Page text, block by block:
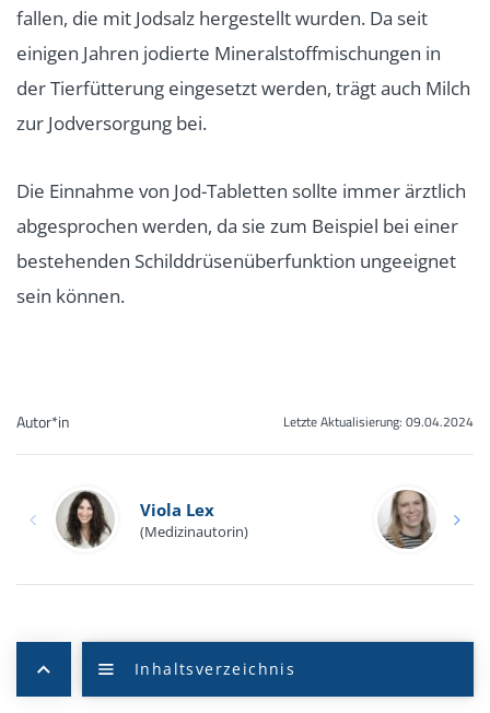
fallen, die mit Jodsalz hergestellt wurden. Da seit
einigen Jahren jodierte Mineralstoffmischungen in
der Tierfütterung eingesetzt werden, trägt auch Milch
zur Jodversorgung bei.
Die Einnahme von Jod-Tabletten sollte immer ärztlich
abgesprochen werden, da sie zum Beispiel bei einer
bestehenden Schilddrüsenüberfunktion ungeeignet
sein können.
Letzte Aktualisierung: 09.04.2024
Autor*in
Viola Lex
(Medizinautorin)